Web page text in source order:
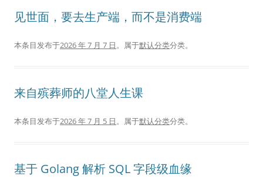
见世面，要去生产端，而不是消费端
本条目发布于2026 年 7 月 7 日。属于默认分类分类。
来自殡葬师的八堂人生课
本条目发布于2026 年 7 月 5 日。属于默认分类分类。
基于 Golang 解析 SQL 字段级血缘